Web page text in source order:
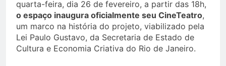
quarta-feira, dia 26 de fevereiro, a partir das 18h,
o espaço inaugura oficialmente seu CineTeatro,
um marco na história do projeto, viabilizado pela
Lei Paulo Gustavo, da Secretaria de Estado de
Cultura e Economia Criativa do Rio de Janeiro.